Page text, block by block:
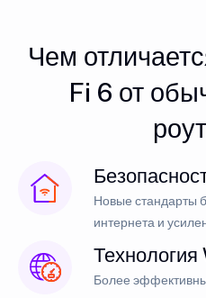
Чем
Fi 6 от
Новые стандарты
интернета и
Более